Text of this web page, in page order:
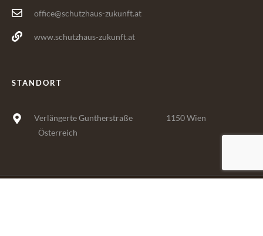
office@schutzhaus-zukunft.at
www.schutzhaus-zukunft.at
STANDORT
Verlängerte Guntherstraße
1150 Wien
Österreich